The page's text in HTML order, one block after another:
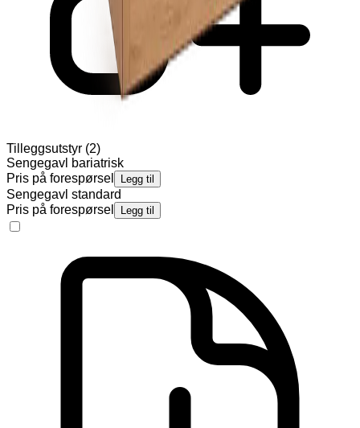
Tilleggsutstyr (2)
Sengegavl bariatrisk
Pris på forespørsel
Legg til
Sengegavl standard
Pris på forespørsel
Legg til